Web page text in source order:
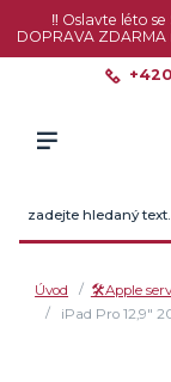
‼️ Oslavte léto
DOPRAVA
Úvod 🛠️Apple
iPad Pro 12,9"